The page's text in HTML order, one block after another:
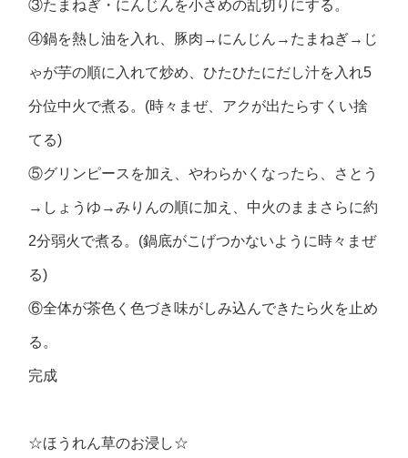
③たまねぎ・にんじんを小さめの乱切りにする。
④鍋を熱し油を入れ、豚肉→にんじん→たまねぎ→じ
ゃが芋の順に入れて炒め、ひたひたにだし汁を入れ5
分位中火で煮る。(時々まぜ、アクが出たらすくい捨
てる)
⑤グリンピースを加え、やわらかくなったら、さとう
→しょうゆ→みりんの順に加え、中火のままさらに約
2分弱火で煮る。(鍋底がこげつかないように時々まぜ
る)
⑥全体が茶色く色づき味がしみ込んできたら火を止め
る。
完成
☆ほうれん草のお浸し☆